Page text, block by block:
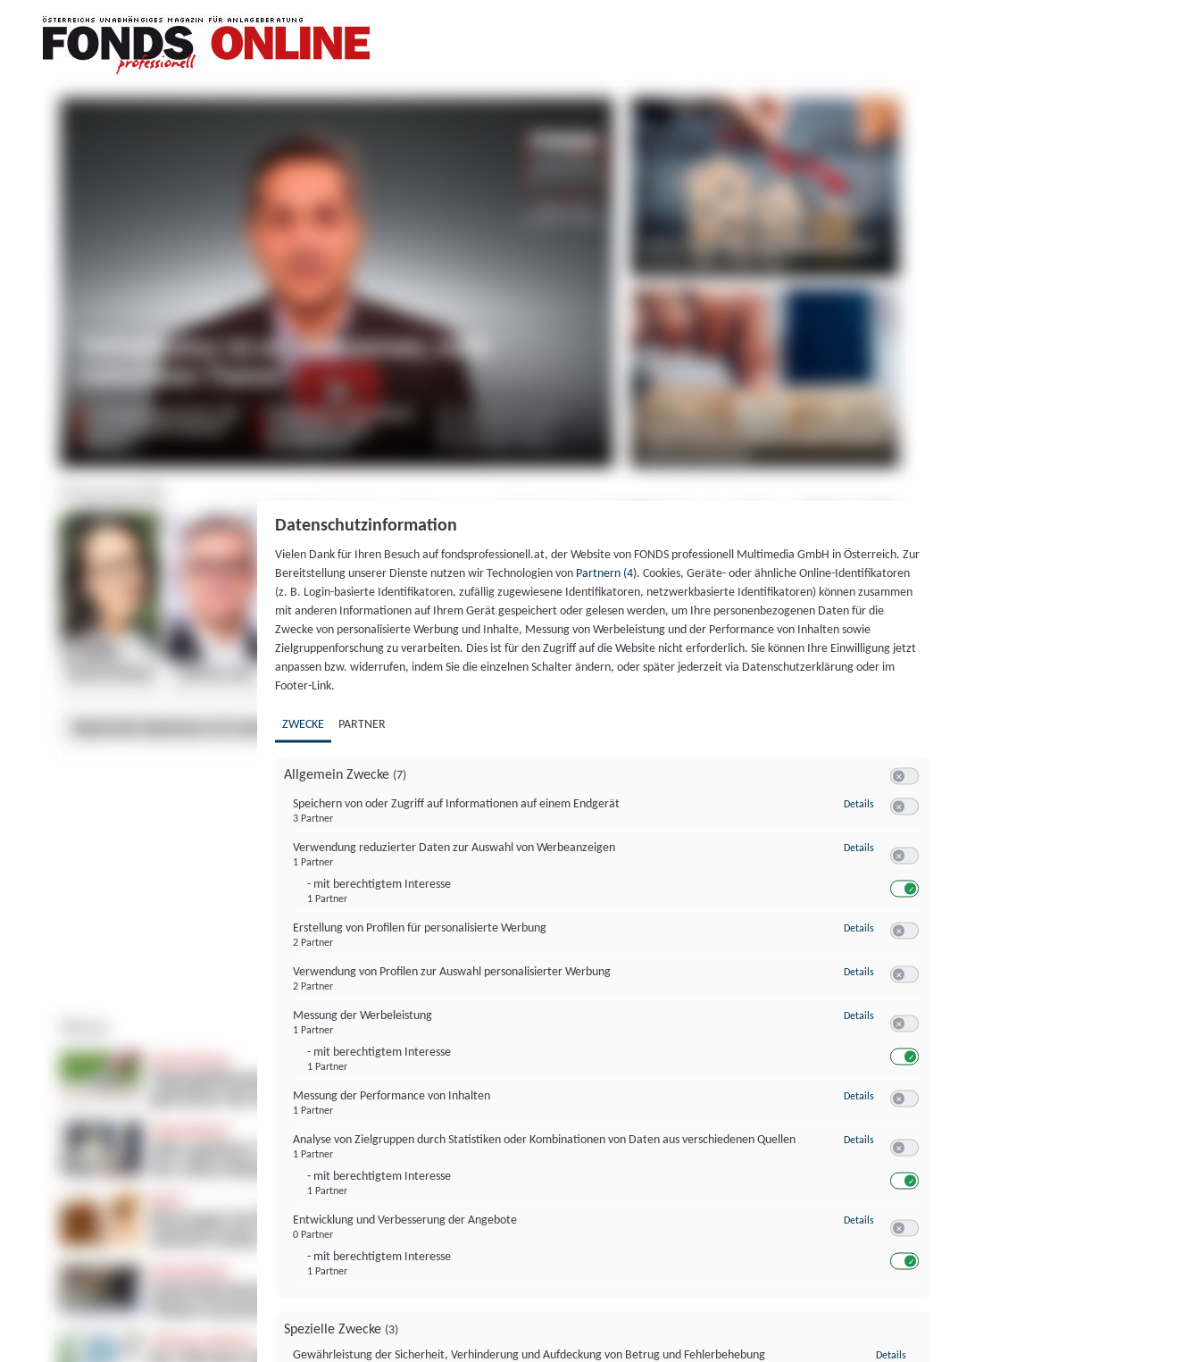
Datenschutzinformation
Vielen Dank für Ihren Besuch auf fondsprofessionell.at, der Website von FONDS professionell Multimedia GmbH in Österreich. Zur
Bereitstellung unserer Dienste nutzen wir Technologien von Partnern (4). Cookies, Geräte- oder ähnliche Online-Identifikatoren
(z. B. Login-basierte Identifikatoren, zufällig zugewiesene Identifikatoren, netzwerkbasierte Identifikatoren) können zusammen
mit anderen Informationen auf Ihrem Gerät gespeichert oder gelesen werden, um Ihre personenbezogenen Daten für die
Zwecke von personalisierte Werbung und Inhalte, Messung von Werbeleistung und der Performance von Inhalten sowie
Zielgruppenforschung zu verarbeiten. Dies ist für den Zugriff auf die Website nicht erforderlich. Sie können Ihre Einwilligung jetzt
anpassen bzw. widerrufen, indem Sie die einzelnen Schalter ändern, oder später jederzeit via Datenschutzerklärung oder im
Footer-Link.
ZWECKE PARTNER
Allgemein Zwecke (7)
Speichern von oder Zugriff auf Informationen auf einem Endgerät
3 Partner
Details zu Speichern von oder Zugriff auf Informationen auf einem Endgerät
Verwendung reduzierter Daten zur Auswahl von Werbeanzeigen
1 Partner
- mit berechtigtem Interesse
1 Partner
Details zu Verwendung reduzierter Daten zur Auswahl von Werbeanzeigen
Erstellung von Profilen für personalisierte Werbung
2 Partner
Details zu Erstellung von Profilen für personalisierte Werbung
Verwendung von Profilen zur Auswahl personalisierter Werbung
2 Partner
Details zu Verwendung von Profilen zur Auswahl personalisierter Werbung
Messung der Werbeleistung
1 Partner
- mit berechtigtem Interesse
1 Partner
Details zu Messung der Werbeleistung
Messung der Performance von Inhalten
1 Partner
Details zu Messung der Performance von Inhalten
Analyse von Zielgruppen durch Statistiken oder Kombinationen von Daten aus verschiedenen Quellen
1 Partner
- mit berechtigtem Interesse
1 Partner
Details zu Analyse von Zielgruppen durch Statistiken oder Kombinationen von
Entwicklung und Verbesserung der Angebote
0 Partner
- mit berechtigtem Interesse
1 Partner
Details zu Entwicklung und Verbesserung der Angebote
Spezielle Zwecke (3)
Gewährleistung der Sicherheit, Verhinderung und Aufdeckung von Betrug und Fehlerbehebung
Details